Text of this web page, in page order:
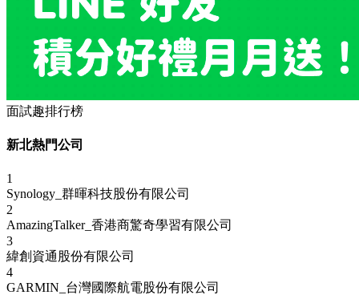
面試趣排行榜
新北熱門公司
1
Synology_群暉科技股份有限公司
2
AmazingTalker_香港商驚奇學習有限公司
3
緯創資通股份有限公司
4
GARMIN_台灣國際航電股份有限公司